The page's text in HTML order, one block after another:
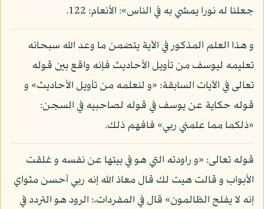
جعلنا له نورا يمشي به في الناس»: الأنعام: 122.
و هذا العلم المذكور في الآية يتضمن ما وعد الله سبحانه
تعليمه ليوسف من تأويل الأحاديث فإنه واقع بين قوله
تعالى في الآيات السابقة: «و لنعلمه من تأويل الأحاديث» و
قوله حكاية عن يوسف في قوله لصاحبيه في السجن:
«ذلكما مما علمني ربي» فافهم ذلك.
قوله تعالى: «و راودته التي هو في بيتها عن نفسه و غلقت
الأبواب و قالت هيت لك قال معاذ الله إنه ربي أحسن مثواي
إنه لا يفلح الظالمون» قال في المفردات،: الرود هو التردد في